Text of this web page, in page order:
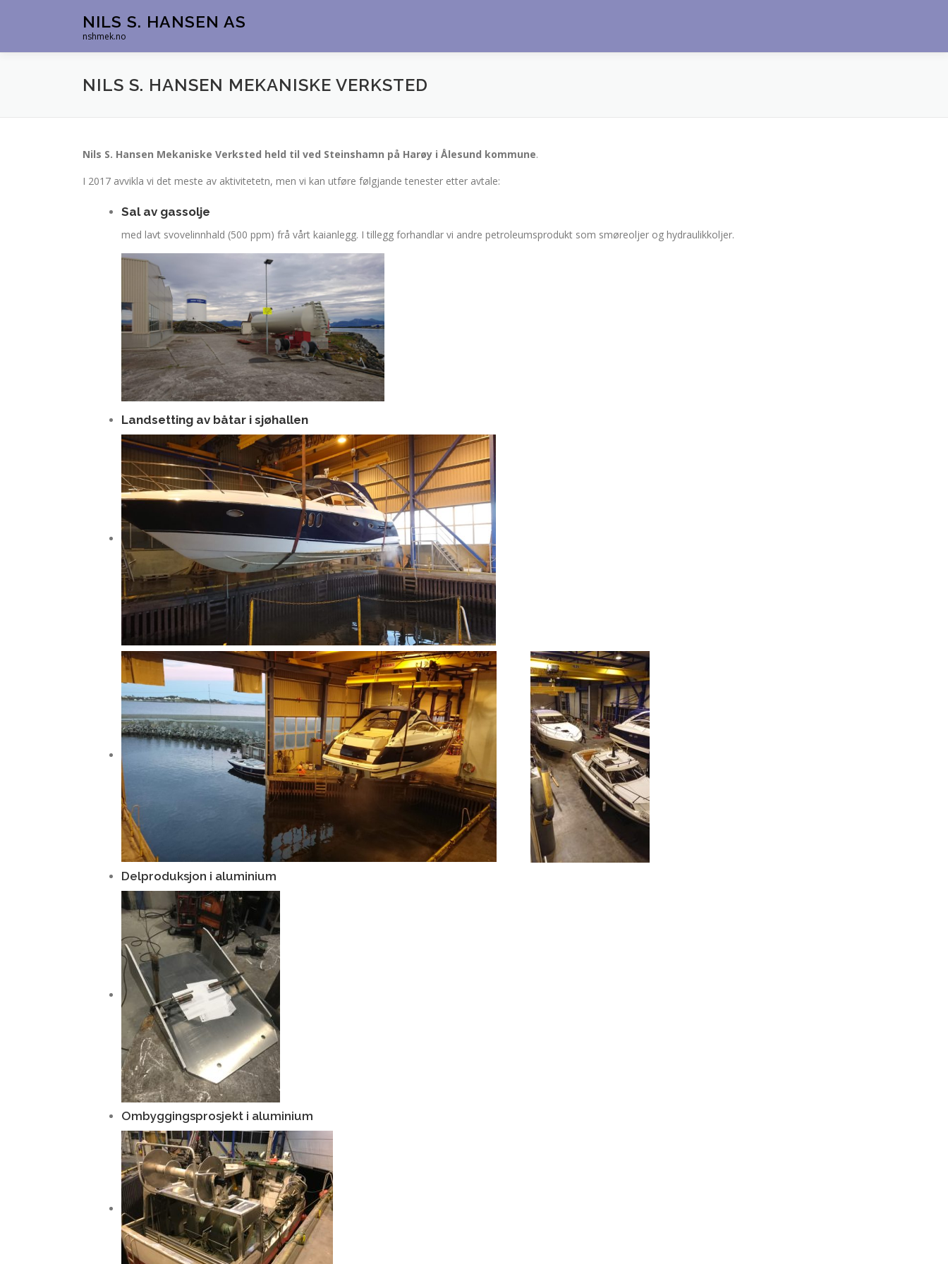
NILS S. HANSEN AS
nshmek.no
NILS S. HANSEN MEKANISKE VERKSTED
Nils S. Hansen Mekaniske Verksted held til ved Steinshamn på Harøy i Ålesund kommune.
I 2017 avvikla vi det meste av aktivitetetn, men vi kan utføre følgjande tenester etter avtale:
Sal av gassolje
med lavt svovelinnhald (500 ppm) frå vårt kaianlegg. I tillegg forhandlar vi andre petroleumsprodukt som smøreoljer og hydraulikkoljer.
Landsetting av båtar i sjøhallen
Delproduksjon i aluminium
Ombyggingsprosjekt i aluminium